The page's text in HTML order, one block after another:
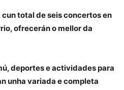
total de seis concertos en
ofrecerán o mellor da
deportes e actividades para
unha variada e completa